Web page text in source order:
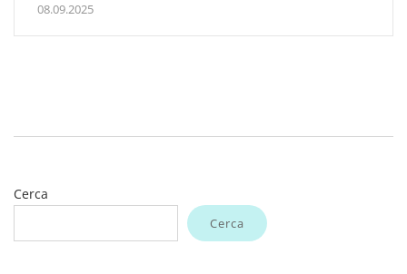
08.09.2025
Cerca
Cerca